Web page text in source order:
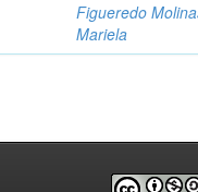
Figueredo
Mariela